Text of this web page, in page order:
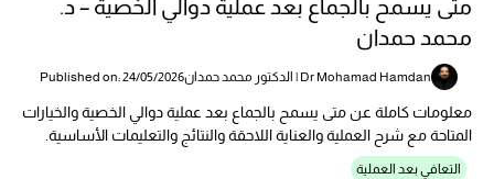
متى يسمح بالجماع بعد عملية دوالي الخصية – د.
محمد حمدان
Dr Mohamad Hamdan | الدكتور محمد حمدان Published on: 24/05/2026
معلومات كاملة عن متى يسمح بالجماع بعد عملية دوالي الخصية والخيارات
المتاحة مع شرح العملية والعناية اللاحقة والنتائج والتعليمات الأساسية.
التعافي بعد العملية